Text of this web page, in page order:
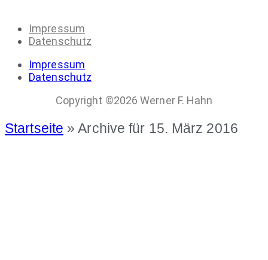
Impressum
Datenschutz
Impressum
Datenschutz
Copyright ©2026 Werner F. Hahn
Startseite »Archive für 15. März 2016